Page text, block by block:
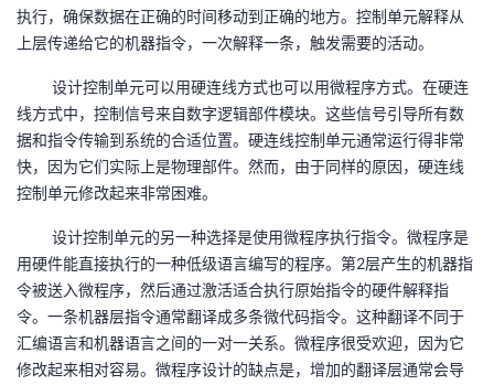
执行，确保数据在正确的时间移动到正确的地方。控制单元解释从
上层传递给它的机器指令，一次解释一条，触发需要的活动。
设计控制单元可以用硬连线方式也可以用微程序方式。在硬连
线方式中，控制信号来自数字逻辑部件模块。这些信号引导所有数
据和指令传输到系统的合适位置。硬连线控制单元通常运行得非常
快，因为它们实际上是物理部件。然而，由于同样的原因，硬连线
控制单元修改起来非常困难。
设计控制单元的另一种选择是使用微程序执行指令。微程序是
用硬件能直接执行的一种低级语言编写的程序。第2层产生的机器指
令被送入微程序，然后通过激活适合执行原始指令的硬件解释指
令。一条机器层指令通常翻译成多条微代码指令。这种翻译不同于
汇编语言和机器语言之间的一对一关系。微程序很受欢迎，因为它
修改起来相对容易。微程序设计的缺点是，增加的翻译层通常会导